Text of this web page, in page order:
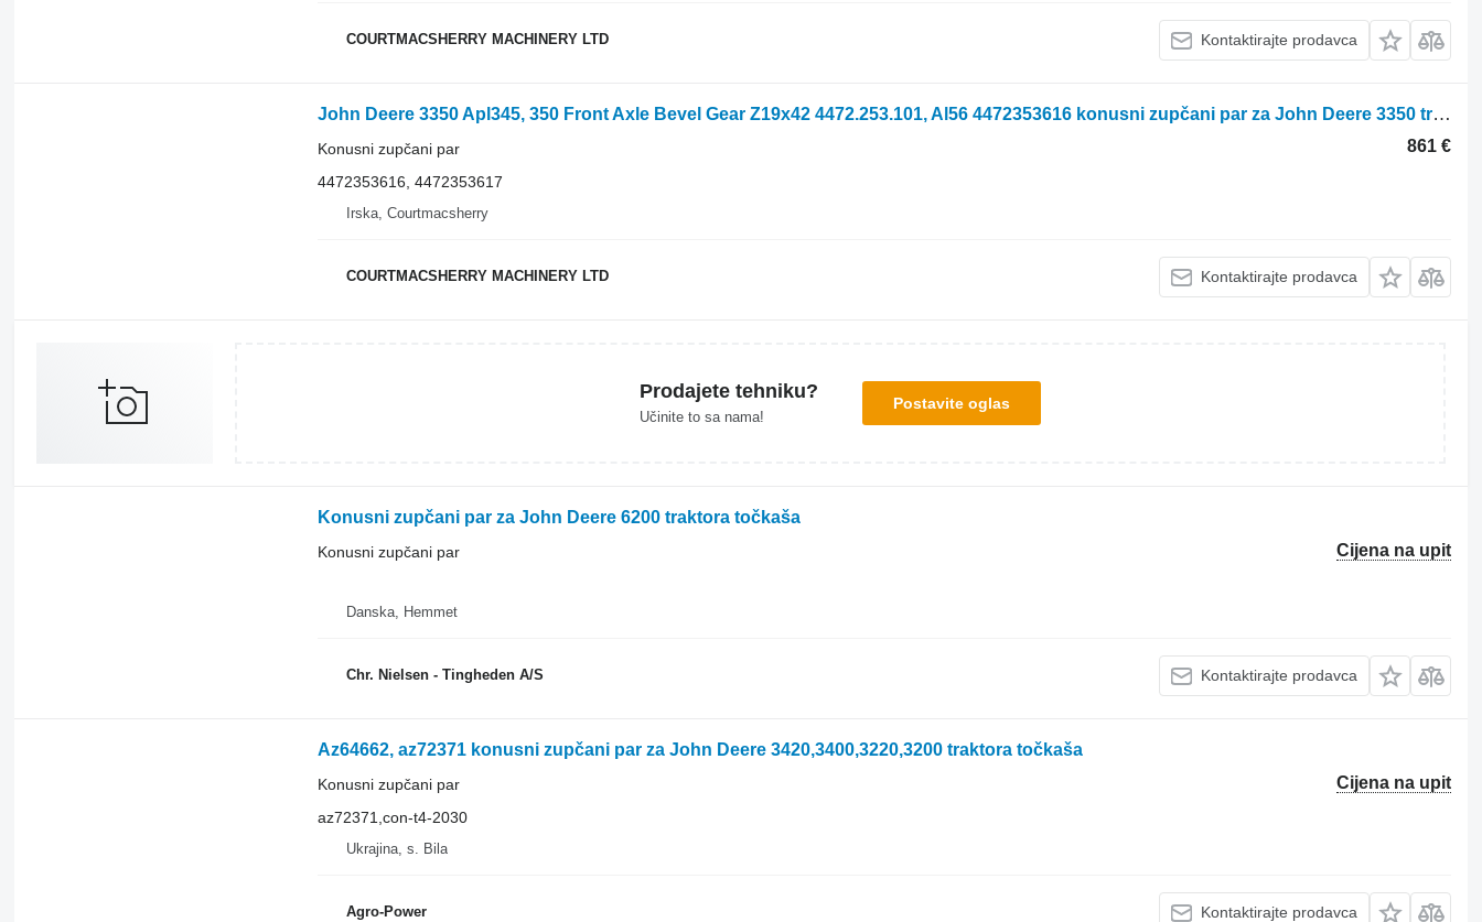
COURTMACSHERRY MACHINERY LTD Kontaktirajte prodavca
John Deere 3350 Apl345, 350 Front Axle Bevel Gear Z19x42 4472.253.101, Al56 4472353616 konusni zupčani par za John Deere 3350 traktora točkaša
861 €
Konusni zupčani par
4472353616, 4472353617
Irska, Courtmacsherry
COURTMACSHERRY MACHINERY LTD Kontaktirajte prodavca
Prodajete tehniku?
Učinite to sa nama!
Postavite oglas
Konusni zupčani par za John Deere 6200 traktora točkaša
Cijena na upit
Konusni zupčani par
Danska, Hemmet
Chr. Nielsen - Tingheden A/S Kontaktirajte prodavca
Az64662, az72371 konusni zupčani par za John Deere 3420,3400,3220,3200 traktora točkaša
Cijena na upit
Konusni zupčani par
az72371,con-t4-2030
Ukrajina, s. Bila
Agro-Power Kontaktirajte prodavca